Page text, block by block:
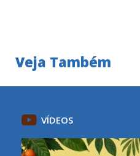
Veja Também
VÍDEOS